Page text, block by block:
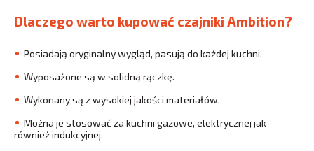
Dlaczego warto kupować czajniki Ambition?
Posiadają oryginalny wygląd, pasują do każdej kuchni.
Wyposażone są w solidną rączkę.
Wykonany są z wysokiej jakości materiałów.
Można je stosować za kuchni gazowe, elektrycznej jak
również indukcyjnej.